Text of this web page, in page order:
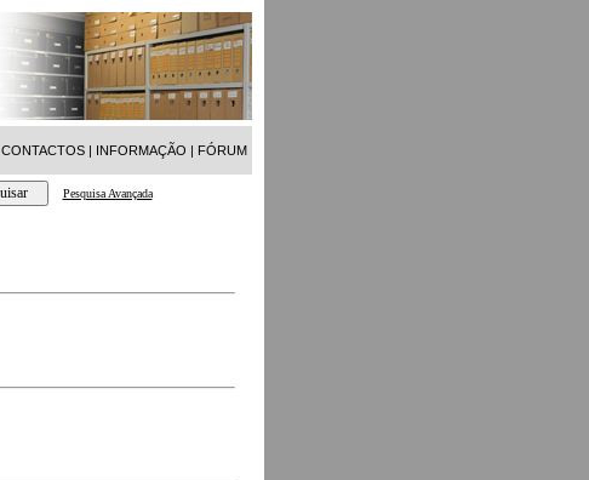
CONTACTOS| INFORMAÇÃO | FÓRUM
Pesquisa Avançada